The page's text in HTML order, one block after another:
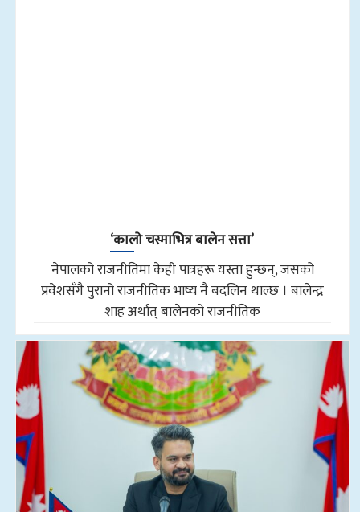
‘कालो चस्माभित्र बालेन सत्ता’
नेपालको राजनीतिमा केही पात्रहरू यस्ता हुन्छन्, जसको
प्रवेशसँगै पुरानो राजनीतिक भाष्य नै बदलिन थाल्छ । बालेन्द्र
शाह अर्थात् बालेनको राजनीतिक